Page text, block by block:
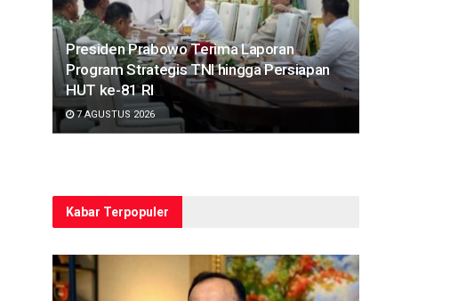
Presiden Prabowo Terima Laporan
Program Strategis TNI hingga Persiapan
HUT ke-81 RI
7 AGUSTUS 2026
Kabar Terpopuler